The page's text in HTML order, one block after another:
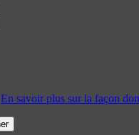
En savoir plus sur la façon